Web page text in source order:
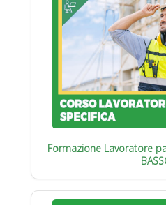
Formazione Lavoratore